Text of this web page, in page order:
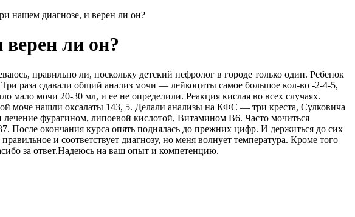
нашем диагнозе, и верен ли он?
ли он?
правильно ли, поскольку детский нефролог в городе только один. Ребенок
раза сдавали общий анализ мочи — лейкоциты самое большое кол-во -2-4-5,
мало мочи 20-30 мл, и ее не определили. Реакция кислая во всех случаях.
моче нашли оксалаты 143, 5. Делали анализы на КФС — три креста, Сулковича
лечение фурагином, липоевой кислотой, Витамином В6. Часто мочиться
После окончания курса опять поднялась до прежних цифр. И держиться до сих
и соответствует диагнозу, но меня волнует температура. Кроме того
за ответ.Надеюсь на ваш опыт и компетенцию.